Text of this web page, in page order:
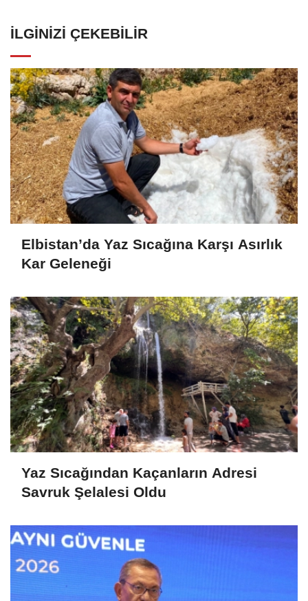
İLGINIZI ÇEKEBILIR
Elbistan’da Yaz Sıcağına Karşı Asırlık
Kar Geleneği
Yaz Sıcağından Kaçanların Adresi
Savruk Şelalesi Oldu